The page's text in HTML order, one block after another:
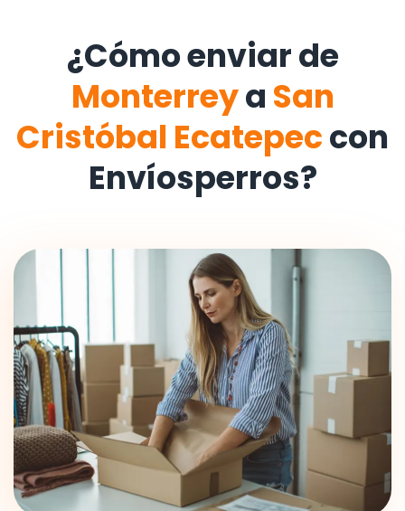
¿Cómo enviar de
Monterreya San
Cristóbal Ecatepeccon
Envíosperros?